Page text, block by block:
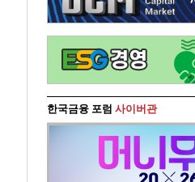
한국금융 포럼 사이버관